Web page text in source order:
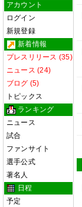
アカウント
ログイン
新規登録
新着情報
プレスリリース (35)
ニュース (24)
ブログ (5)
トピックス
ランキング
ニュース
試合
ファンサイト
選手公式
著名人
日程
予定